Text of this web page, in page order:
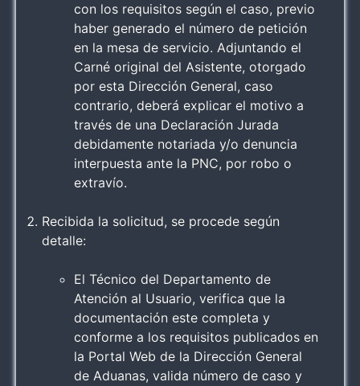
con los requisitos según el caso, previo
haber generado el número de petición
en la mesa de servicio. Adjuntando el
Carné original del Asistente, otorgado
por esta Dirección General, caso
contrario, deberá explicar el motivo a
través de una Declaración Jurada
debidamente notariada y/o denuncia
interpuesta ante la PNC, por robo o
extravío.
Recibida la solicitud, se procede según
detalle:
El Técnico del Departamento de
Atención al Usuario, verifica que la
documentación este completa y
conforme a los requisitos publicados en
la Portal Web de la Dirección General
de Aduanas, valida número de caso y